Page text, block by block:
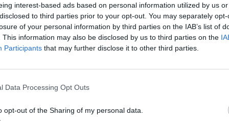
interest-based ads based on personal information utilized by us
to third parties prior to your opt-out. You may separately
of your personal information by third parties on the IAB’s list of
This information may also be disclosed by us to third parties on the
Participants that may further disclose it to other third parties.
Data Processing Opt Outs
opt-out of the Sharing of my personal data.
Biancazzurro", con le note 100 bottiglie di
La cerimonia si è svolta nei locali della
di Pescara, alla presenza dei giornalisti delle
è stato curato, come al solito, dal periodico
l''AD beverage dell'imprenditore Guerino Di
di una stagione a dir poco sfortunata,
un altro interessante interprete del calcio
è riuscito a realizzare ben 14 reti, quasi tutte
e corpo per cercare di evitare il baratro della